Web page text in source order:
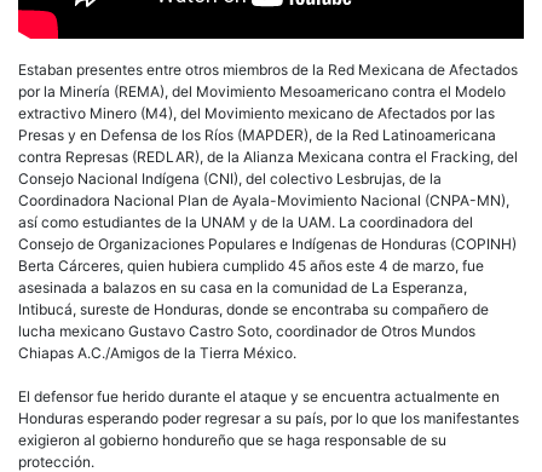
Estaban presentes entre otros miembros de la Red Mexicana de Afectados
por la Minería (REMA), del Movimiento Mesoamericano contra el Modelo
extractivo Minero (M4), del Movimiento mexicano de Afectados por las
Presas y en Defensa de los Ríos (MAPDER), de la Red Latinoamericana
contra Represas (REDLAR), de la Alianza Mexicana contra el Fracking, del
Consejo Nacional Indígena (CNI), del colectivo Lesbrujas, de la
Coordinadora Nacional Plan de Ayala-Movimiento Nacional (CNPA-MN),
así como estudiantes de la UNAM y de la UAM. La coordinadora del
Consejo de Organizaciones Populares e Indígenas de Honduras (COPINH)
Berta Cárceres, quien hubiera cumplido 45 años este 4 de marzo, fue
asesinada a balazos en su casa en la comunidad de La Esperanza,
Intibucá, sureste de Honduras, donde se encontraba su compañero de
lucha mexicano Gustavo Castro Soto, coordinador de Otros Mundos
Chiapas A.C./Amigos de la Tierra México.
El defensor fue herido durante el ataque y se encuentra actualmente en
Honduras esperando poder regresar a su país, por lo que los manifestantes
exigieron al gobierno hondureño que se haga responsable de su
protección.